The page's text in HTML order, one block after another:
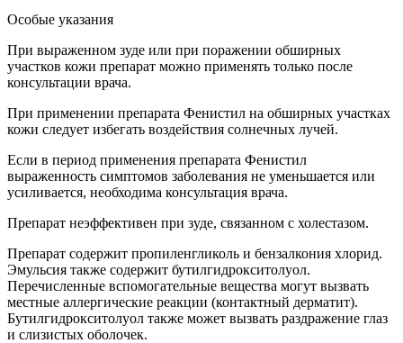
Особые указания
При выраженном зуде или при поражении обширных
участков кожи препарат можно применять только после
консультации врача.
При применении препарата Фенистил на обширных участках
кожи следует избегать воздействия солнечных лучей.
Если в период применения препарата Фенистил
выраженность симптомов заболевания не уменьшается или
усиливается, необходима консультация врача.
Препарат неэффективен при зуде, связанном с холестазом.
Препарат содержит пропиленгликоль и бензалкония хлорид.
Эмульсия также содержит бутилгидрокситолуол.
Перечисленные вспомогательные вещества могут вызвать
местные аллергические реакции (контактный дерматит).
Бутилгидрокситолуол также может вызвать раздражение глаз
и слизистых оболочек.